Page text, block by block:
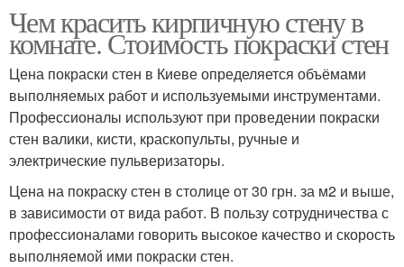
Чем красить кирпичную стену в
комнате. Стоимость покраски стен
Цена покраски стен в Киеве определяется объёмами
выполняемых работ и используемыми инструментами.
Профессионалы используют при проведении покраски
стен валики, кисти, краскопульты, ручные и
электрические пульверизаторы.
Цена на покраску стен в столице от 30 грн. за м2 и выше,
в зависимости от вида работ. В пользу сотрудничества с
профессионалами говорить высокое качество и скорость
выполняемой ими покраски стен.